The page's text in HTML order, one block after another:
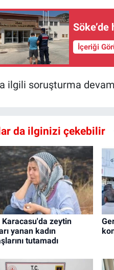
Söke’de
İçeriği
ilgili soruşturma
da ilginizi çekebilir
Karacasu'da zeytin
yanan kadın
tutamadı